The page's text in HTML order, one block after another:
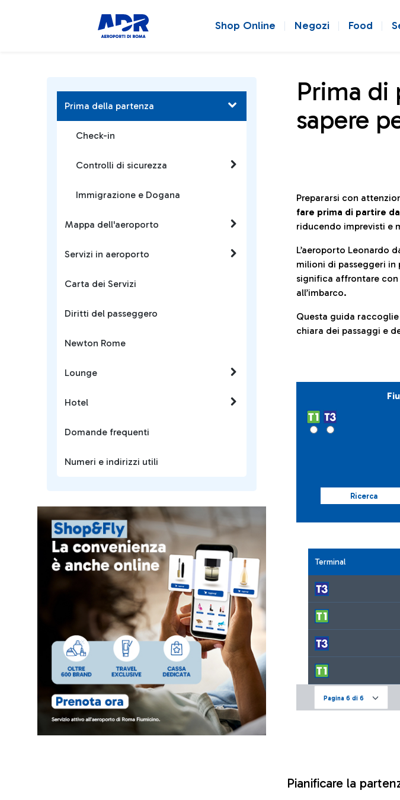
Shop Online Negozi Food
Prima di
sapere
Prepararsi con
fare prima di partire
riducendo imprevisti e
L’aeroporto Leonardo
milioni di passeggeri
significa affrontare
all’imbarco.
Questa guida
chiara dei passaggi e
Ricerca
Terminal
Pagina 6 di 6
Pianificare la
Prima della partenza
Check-in
Controlli di sicurezza
Immigrazione e Dogana
Mappa dell'aeroporto
Servizi in aeroporto
Carta dei Servizi
Diritti del passeggero
Newton Rome
Lounge
Hotel
Domande frequenti
Numeri e indirizzi utili